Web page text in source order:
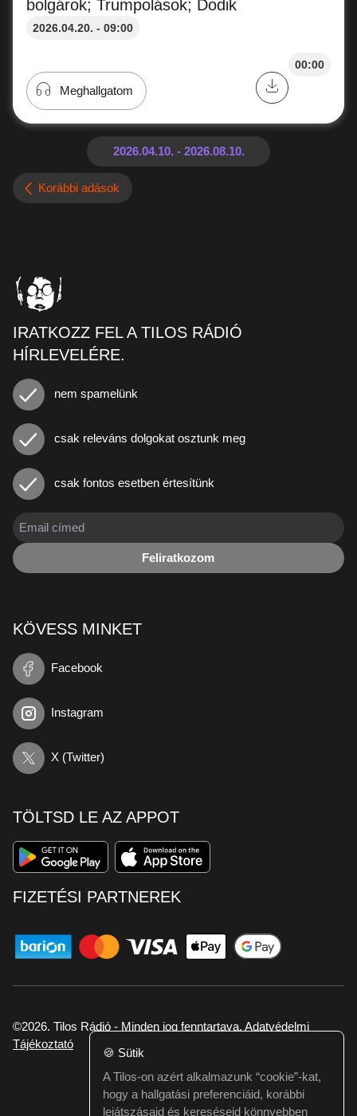
bolgárok; Trumpolások; Dodik
2026.04.20. - 09:00
00:00
Meghallgatom
Korábbi adások
IRATKOZZ FEL A TILOS RÁDIÓ
HÍRLEVELÉRE.
nem spamelünk
csak releváns dolgokat osztunk meg
csak fontos esetben értesítünk
Feliratkozom
KÖVESS MINKET
Facebook
Instagram
X (Twitter)
TÖLTSD LE AZ APPOT
FIZETÉSI PARTNEREK
©2026. Tilos Rádió - Minden jog fenntartava. Adatvédelmi
Tájékoztató
Ha hibát találtál vagy kérdésed van itt jelezd:
webmester@tilos.hu
🍪 Sütik
A Tilos-on azért alkalmazunk “cookie”-kat,
hogy a hallgatási preferenciáid, korábbi
lejátszásaid és kereséseid könnyebben